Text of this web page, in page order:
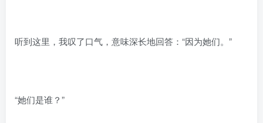
听到这里，我叹了口气，意味深长地回答：“因为她们。”
“她们是谁？”